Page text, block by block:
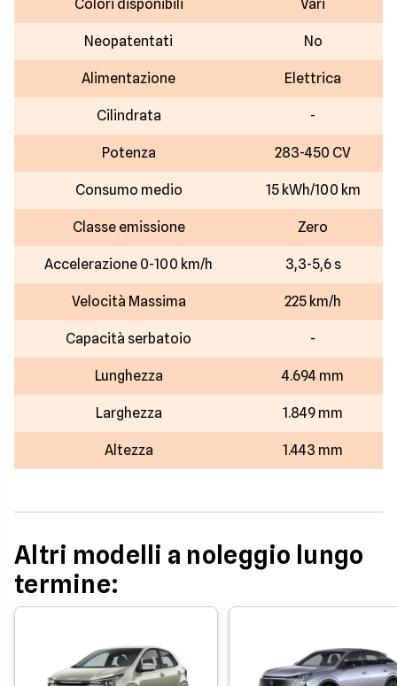
Colori disponibili Vari
Neopatentati No
Alimentazione Elettrica
Cilindrata -
Potenza 283-450 CV
Consumo medio 15 kWh/100 km
Classe emissione Zero
Accelerazione 0-100 km/h 3,3-5,6 s
Velocità Massima 225 km/h
Capacità serbatoio -
Lunghezza 4.694 mm
Larghezza 1.849 mm
Altezza 1.443 mm
Altri modelli a noleggio lungo
termine: